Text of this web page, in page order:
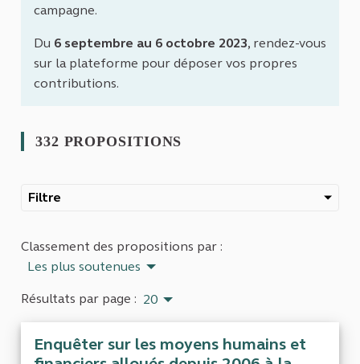
campagne.
Du 6 septembre au 6 octobre 2023, rendez-vous
sur la plateforme pour déposer vos propres
contributions.
332 PROPOSITIONS
Filtre
Classement des propositions par :
Les plus soutenues
Résultats par page : 20
Enquêter sur les moyens humains et